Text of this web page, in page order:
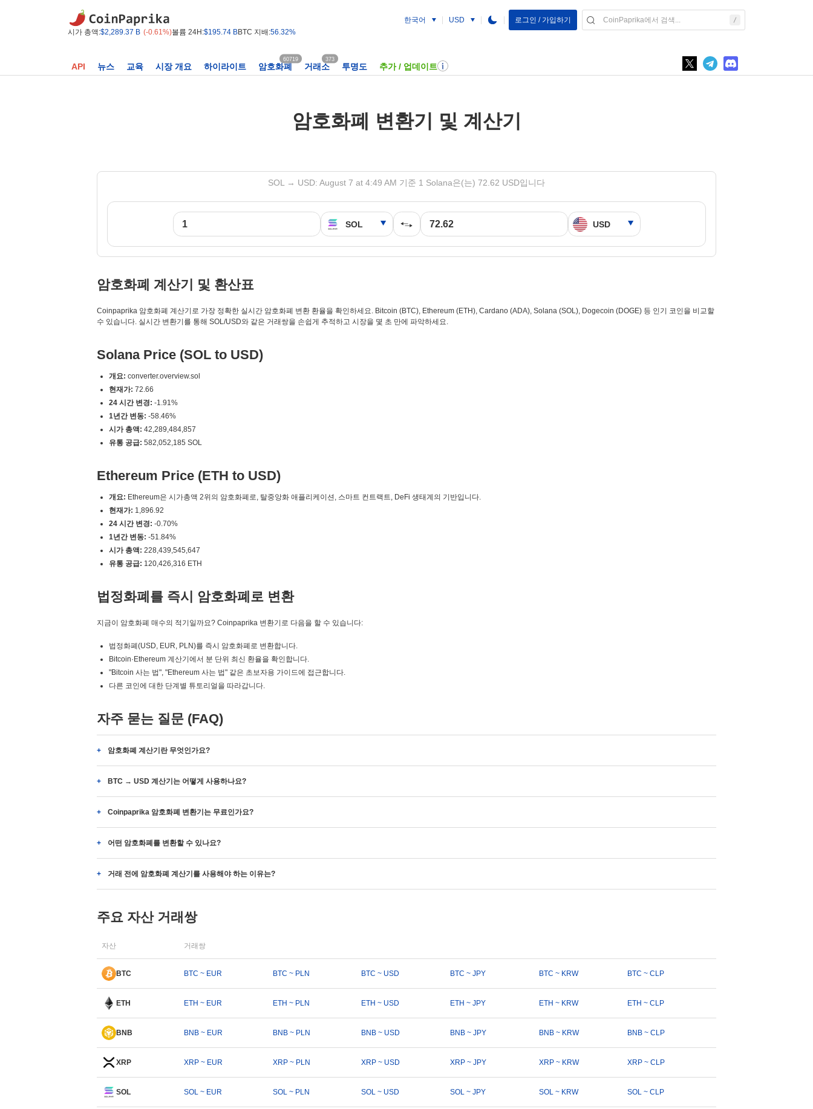
시가 총액:$2,289.37 B (-0.61%)볼륨 24H:$195.74 BBTC 지배:56.32%
한국어 USD 로그인 / 가입하기
API 뉴스 교육 시장 개요 하이라이트 암호화폐
60719
거래소
373
투명도 추가 / 업데이트
암호화폐 변환기 및 계산기
SOL → USD: August 7 at 4:49 AM 기준 1 Solana은(는) 72.62 USD입니다
암호화폐 계산기 및 환산표
Coinpaprika 암호화폐 계산기로 가장 정확한 실시간 암호화폐 변환 환율을 확인하세요. Bitcoin (BTC), Ethereum (ETH), Cardano (ADA), Solana (SOL), Dogecoin (DOGE) 등 인기 코인을 비교할
수 있습니다. 실시간 변환기를 통해 SOL/USD와 같은 거래쌍을 손쉽게 추적하고 시장을 몇 초 만에 파악하세요.
Solana Price (SOL to USD)
개요: converter.overview.sol
현재가: 72.66
24 시간 변경: -1.91%
1년간 변동: -58.46%
시가 총액: 42,289,484,857
유통 공급: 582,052,185 SOL
Ethereum Price (ETH to USD)
개요: Ethereum은 시가총액 2위의 암호화폐로, 탈중앙화 애플리케이션, 스마트 컨트랙트, DeFi 생태계의 기반입니다.
현재가: 1,896.92
24 시간 변경: -0.70%
1년간 변동: -51.84%
시가 총액: 228,439,545,647
유통 공급: 120,426,316 ETH
법정화폐를 즉시 암호화폐로 변환
지금이 암호화폐 매수의 적기일까요? Coinpaprika 변환기로 다음을 할 수 있습니다:
법정화폐(USD, EUR, PLN)를 즉시 암호화폐로 변환합니다.
Bitcoin·Ethereum 계산기에서 분 단위 최신 환율을 확인합니다.
"Bitcoin 사는 법", "Ethereum 사는 법" 같은 초보자용 가이드에 접근합니다.
다른 코인에 대한 단계별 튜토리얼을 따라갑니다.
자주 묻는 질문 (FAQ)
암호화폐 계산기란 무엇인가요?
BTC → USD 계산기는 어떻게 사용하나요?
Coinpaprika 암호화폐 변환기는 무료인가요?
어떤 암호화폐를 변환할 수 있나요?
거래 전에 암호화폐 계산기를 사용해야 하는 이유는?
주요 자산 거래쌍
자산 거래쌍
BTC BTC ~ EUR BTC ~ PLN BTC ~ USD BTC ~ JPY BTC ~ KRW BTC ~ CLP
ETH ETH ~ EUR ETH ~ PLN ETH ~ USD ETH ~ JPY ETH ~ KRW ETH ~ CLP
BNB BNB ~ EUR BNB ~ PLN BNB ~ USD BNB ~ JPY BNB ~ KRW BNB ~ CLP
XRP XRP ~ EUR XRP ~ PLN XRP ~ USD XRP ~ JPY XRP ~ KRW XRP ~ CLP
SOL SOL ~ EUR SOL ~ PLN SOL ~ USD SOL ~ JPY SOL ~ KRW SOL ~ CLP